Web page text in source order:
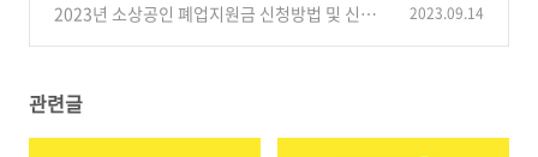
2023년 소상공인 폐업지원금 신청방법 및 신청
2023.09.14
관련글